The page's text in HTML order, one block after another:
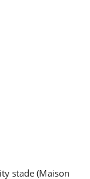
stade (Maison